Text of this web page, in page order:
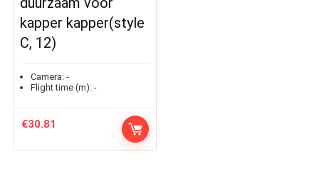
kapper kapper(style
C, 12)
Camera: -
Flight time (m): -
€30.81